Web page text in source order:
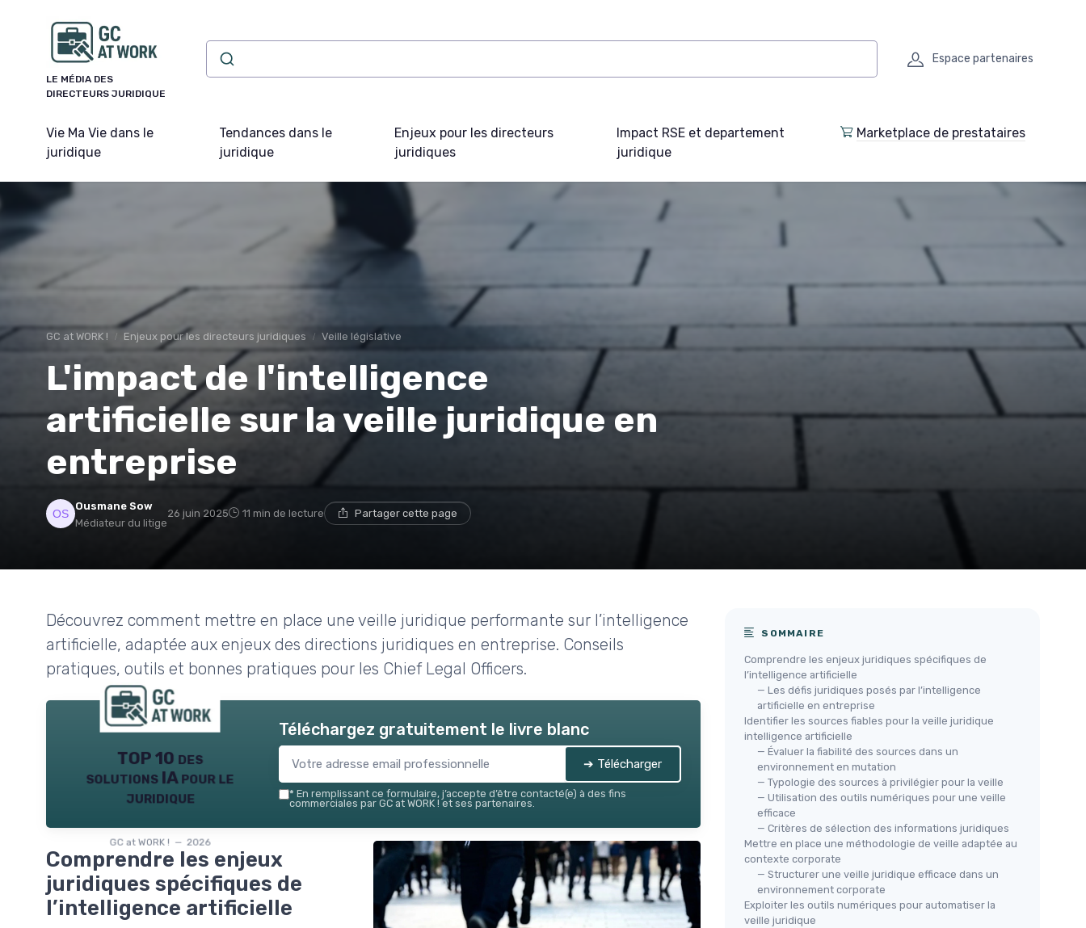
LE MÉDIA DES
DIRECTEURS JURIDIQUE
Espace partenaires
Vie Ma Vie dans le
juridique
Tendances dans le
juridique
Enjeux pour les directeurs
juridiques
Impact RSE et departement
juridique
Marketplace de prestataires
GC at WORK ! Enjeux pour les directeurs juridiques Veille législative
L'impact de l'intelligence
artificielle sur la veille juridique en
entreprise
Ousmane Sow
Médiateur du litige
26 juin 2025 11 min de lecture Partager cette page
Découvrez comment mettre en place une veille juridique performante sur l’intelligence
artificielle, adaptée aux enjeux des directions juridiques en entreprise. Conseils
pratiques, outils et bonnes pratiques pour les Chief Legal Officers.
TOP 10 des
solutions IA pour le
juridique
GC at WORK ! — 2026
Téléchargez gratuitement le livre blanc
➔ Télécharger
* En remplissant ce formulaire, j’accepte d’être contacté(e) à des fins
commerciales par GC at WORK ! et ses partenaires.
Comprendre les enjeux
juridiques spécifiques de
l’intelligence artificielle
SOMMAIRE
Comprendre les enjeux juridiques spécifiques de
l’intelligence artificielle
— Les défis juridiques posés par l’intelligence
artificielle en entreprise
Identifier les sources fiables pour la veille juridique
intelligence artificielle
— Évaluer la fiabilité des sources dans un
environnement en mutation
— Typologie des sources à privilégier pour la veille
— Utilisation des outils numériques pour une veille
efficace
— Critères de sélection des informations juridiques
Mettre en place une méthodologie de veille adaptée au
contexte corporate
— Structurer une veille juridique efficace dans un
environnement corporate
Exploiter les outils numériques pour automatiser la
veille juridique